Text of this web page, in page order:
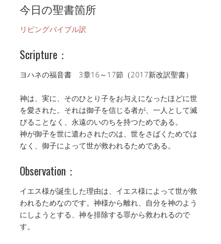
今日の聖書箇所
リビングバイブル訳
Scripture：
ヨハネの福音書 3章16～17節（2017新改訳聖書）
神は、実に、そのひとり子をお与えになったほどに世
を愛された。それは御子を信じる者が、一人として滅
びることなく、永遠のいのちを持つためである。
神が御子を世に遣わされたのは、世をさばくためでは
なく、御子によって世が救われるためである。
Observation：
イエス様が誕生した理由は、イエス様によって世が救
われるためなのです。神様から離れ、自分を神のよう
にしようとする、神を排除する罪から救われるので
す。